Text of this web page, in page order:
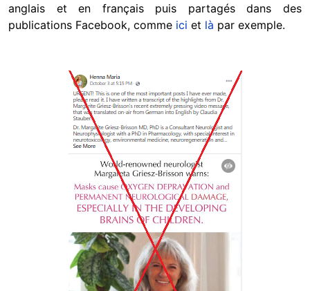
anglais et en français puis partagés dans des
publications Facebook, comme ici et là par exemple.